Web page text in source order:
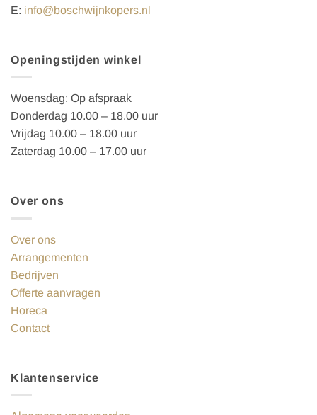
E: info@boschwijnkopers.nl
Openingstijden winkel
Woensdag: Op afspraak
Donderdag 10.00 – 18.00 uur
Vrijdag 10.00 – 18.00 uur
Zaterdag 10.00 – 17.00 uur
Over ons
Over ons
Arrangementen
Bedrijven
Offerte aanvragen
Horeca
Contact
Klantenservice